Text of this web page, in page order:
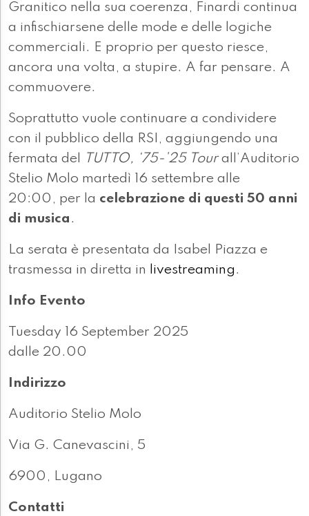
Granitico nella sua coerenza, Finardi continua
a infischiarsene delle mode e delle logiche
commerciali. E proprio per questo riesce,
ancora una volta, a stupire. A far pensare. A
commuovere.
Soprattutto vuole continuare a condividere
con il pubblico della RSI, aggiungendo una
fermata del TUTTO, ‘75-’25 Tourall’Auditorio
Stelio Molo martedì 16 settembre alle
20:00, per la celebrazione di questi 50 anni
di musica .
La serata è presentata da Isabel Piazza e
trasmessa in diretta in livestreaming .
Info Evento
Tuesday 16 September 2025
dalle 20.00
Indirizzo
Auditorio Stelio Molo
Via G. Canevascini, 5
6900, Lugano
Contatti